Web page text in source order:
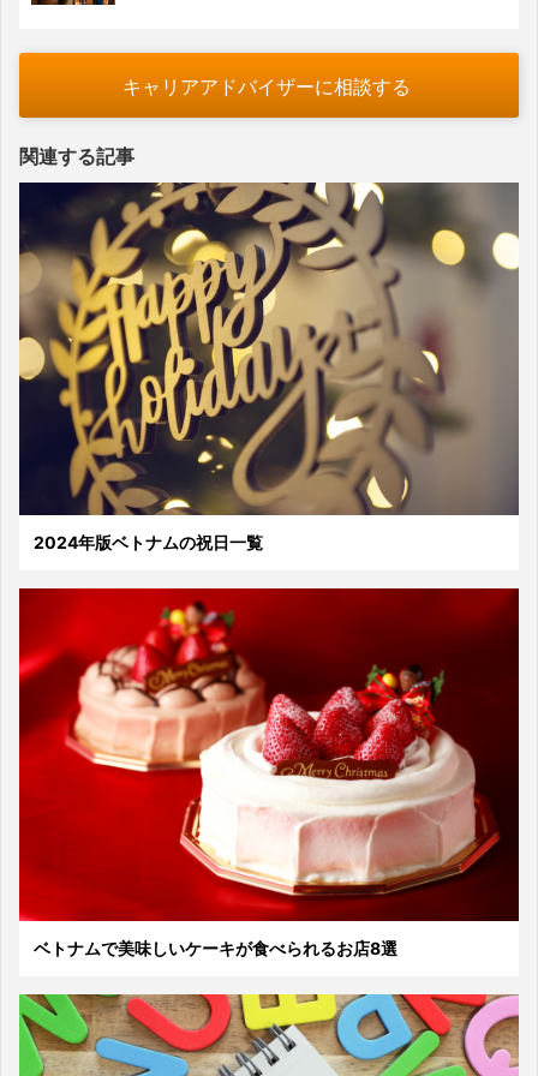
キャリアアドバイザーに相談する
関連する記事
2024年版ベトナムの祝日一覧
ベトナムで美味しいケーキが食べられるお店8選